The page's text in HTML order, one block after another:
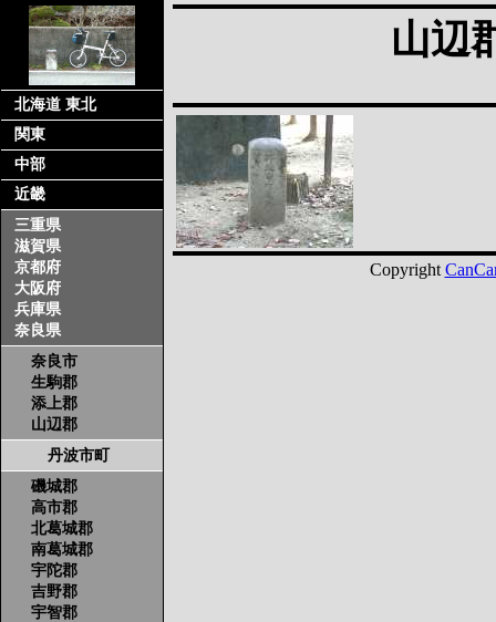
北海道 東北
関東
中部
近畿
三重県
滋賀県
京都府
大阪府
兵庫県
奈良県
奈良市
生駒郡
添上郡
山辺郡
丹波市町
磯城郡
高市郡
北葛城郡
南葛城郡
宇陀郡
吉野郡
宇智郡
山辺
Copyright